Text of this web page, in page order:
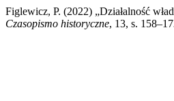
Figlewicz, P. (2022) „Działalność
Czasopismo historyczne, 13, s.